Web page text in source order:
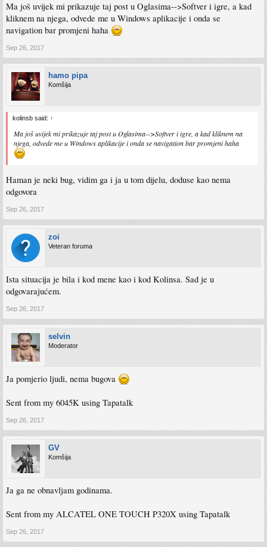
Ma još uvijek mi prikazuje taj post u Oglasima-->Softver i igre, a kad
kliknem na njega, odvede me u Windows aplikacije i onda se
navigation bar promjeni haha
Sep 26, 2017
hamo pipa
Komšija
kolinsb said: ↑
Ma još uvijek mi prikazuje taj post u Oglasima-->Softver i igre, a kad kliknem na
njega, odvede me u Windows aplikacije i onda se navigation bar promjeni haha
Haman je neki bug, vidim ga i ja u tom dijelu, doduse kao nema
odgovora
Sep 26, 2017
zoi
Veteran foruma
Ista situacija je bila i kod mene kao i kod Kolinsa. Sad je u
odgovarajućem.
Sep 26, 2017
selvin
Moderator
Ja pomjerio ljudi, nema bugova
Sent from my 6045K using Tapatalk
Sep 26, 2017
GV
Komšija
Ja ga ne obnavljam godinama.
Sent from my ALCATEL ONE TOUCH P320X using Tapatalk
Sep 26, 2017